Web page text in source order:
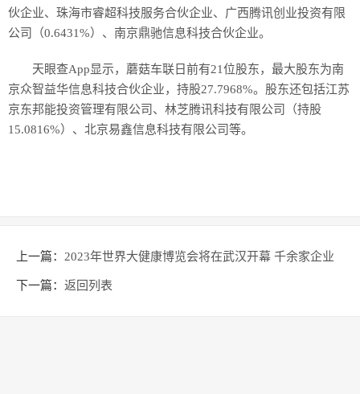
伙企业、珠海市睿超科技服务合伙企业、广西腾讯创业投资有限
公司（0.6431%）、南京鼎驰信息科技合伙企业。
天眼查App显示，蘑菇车联日前有21位股东，最大股东为南
京众智益华信息科技合伙企业，持股27.7968%。股东还包括江苏
京东邦能投资管理有限公司、林芝腾讯科技有限公司（持股
15.0816%）、北京易鑫信息科技有限公司等。
上一篇： 2023年世界大健康博览会将在武汉开幕 千余家企业
参展
下一篇： 返回列表